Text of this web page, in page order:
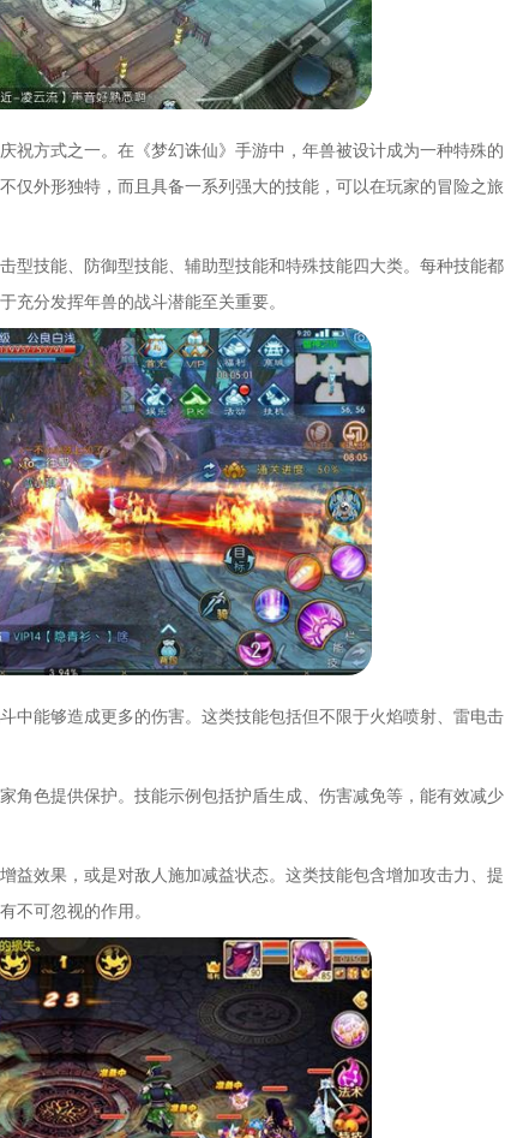
祝方式之一。在《梦幻诛仙》手游中，年兽被设计成为一种特殊的
仅外形独特，而且具备一系列强大的技能，可以在玩家的冒险之旅
型技能、防御型技能、辅助型技能和特殊技能四大类。每种技能都
充分发挥年兽的战斗潜能至关重要。
中能够造成更多的伤害。这类技能包括但不限于火焰喷射、雷电击
角色提供保护。技能示例包括护盾生成、伤害减免等，能有效减少
益效果，或是对敌人施加减益状态。这类技能包含增加攻击力、提
不可忽视的作用。